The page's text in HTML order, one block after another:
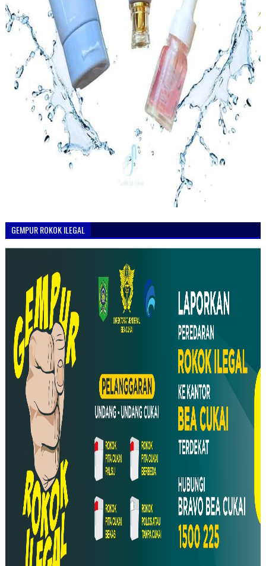
GEMPUR ROKOK ILEGAL